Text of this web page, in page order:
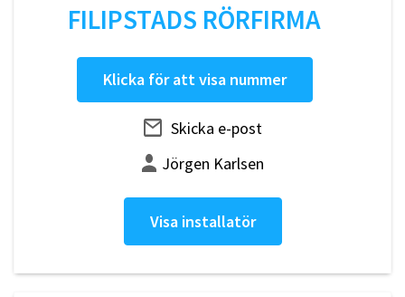
FILIPSTADS RÖRFIRMA
Klicka för att visa nummer
Skicka e-post
Jörgen Karlsen
Visa installatör